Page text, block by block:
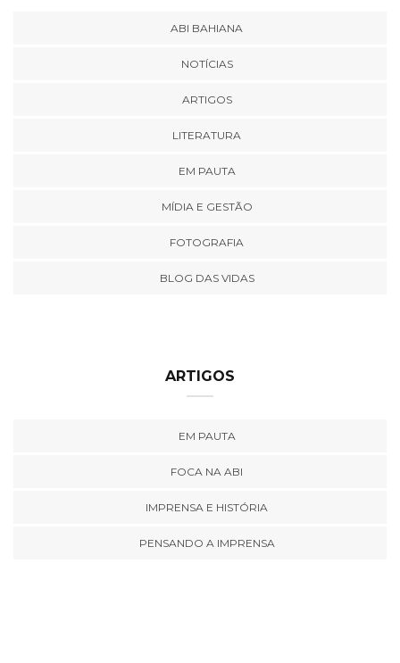
ABI BAHIANA
NOTÍCIAS
ARTIGOS
LITERATURA
EM PAUTA
MÍDIA E GESTÃO
FOTOGRAFIA
BLOG DAS VIDAS
ARTIGOS
EM PAUTA
FOCA NA ABI
IMPRENSA E HISTÓRIA
PENSANDO A IMPRENSA